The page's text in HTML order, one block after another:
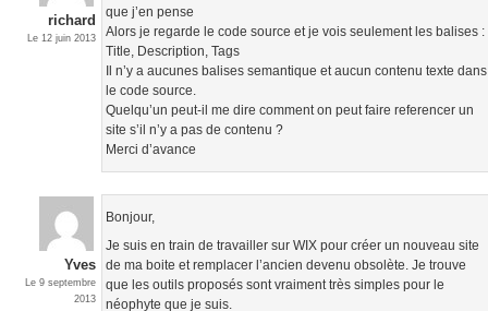
richard
Le 12 juin 2013
que j’en pense
Alors je regarde le code source et je vois seulement les balises :
Title, Description, Tags
Il n’y a aucunes balises semantique et aucun contenu texte dans
le code source.
Quelqu’un peut-il me dire comment on peut faire referencer un
site s’il n’y a pas de contenu ?
Merci d’avance
Yves
Le 9 septembre
2013
Bonjour,
Je suis en train de travailler sur WIX pour créer un nouveau site
de ma boite et remplacer l’ancien devenu obsolète. Je trouve
que les outils proposés sont vraiment très simples pour le
néophyte que je suis.